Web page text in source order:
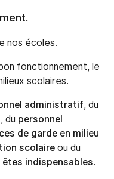
.
nos écoles.
fonctionnement, le
scolaires.
administratif , du
, du personnel
de garde en milieu
scolaire ou du
êtes indispensables.